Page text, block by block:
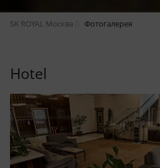
SK ROYAL Москва Фотогалерея
Hotel